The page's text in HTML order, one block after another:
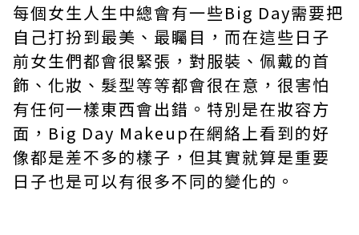
每個女生人生中總會有一些Big Day需要把
自己打扮到最美、最矚目，而在這些日子
前女生們都會很緊張，對服裝、佩戴的首
飾、化妝、髮型等等都會很在意，很害怕
有任何一樣東西會出錯。特別是在妝容方
面，Big Day Makeup在網絡上看到的好
像都是差不多的樣子，但其實就算是重要
日子也是可以有很多不同的變化的。